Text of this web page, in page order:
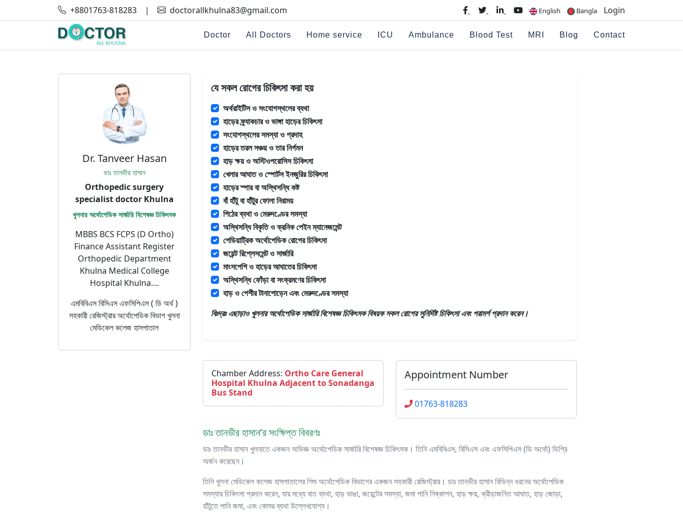
+8801763-818283 | doctorallkhulna83@gmail.com English Bangla Login
Doctor All Doctors Home service ICU Ambulance Blood Test MRI Blog Contact
Dr. Tanveer Hasan
ডাঃ তানভীর হাসান
Orthopedic surgery
specialist doctor Khulna
খুলনার অর্থোপেডিক সার্জারি বিশেষজ্ঞ চিকিৎসক
MBBS BCS FCPS (D Ortho)
Finance Assistant Register
Orthopedic Department
Khulna Medical College
Hospital Khulna....
এমবিবিএস বিসিএস এফসিপিএস ( ডি অর্থ )
সহকারী রেজিস্ট্রার অর্থোপেডিক বিভাগ খুলনা
মেডিকেল কলেজ হাসপাতাল
যে সকল রোগের চিকিৎসা করা হয়
অর্থরাইটিস ও সংযোগস্থলের ব্যথা
হাড়ের ফ্র্যাকচার ও ভাঙ্গা হাড়ের চিকিৎসা
সংযোগস্থলের সমস্যা ও প্রদাহ
হাড়ের তরল সঞ্চয় ও তার নির্গমন
হাড় ক্ষয় ও অস্টিওপরোসিস চিকিৎসা
খেলার আঘাত ও স্পোর্টস ইনজুরির চিকিৎসা
হাড়ের স্পার বা অস্থিসন্ধি কষ্ট
বাঁ হাঁটু বা হাঁটুর ফোলা নিরাময়
পিঠের ব্যথা ও মেরুদণ্ডের সমস্যা
অস্থিসন্ধি বিকৃতি ও ক্রনিক পেইন ম্যানেজমেন্ট
পেডিয়াট্রিক অর্থোপেডিক রোগের চিকিৎসা
জয়েন্ট রিপ্লেসমেন্ট ও সার্জারি
মাংসপেশি ও হাড়ের আঘাতের চিকিৎসা
অস্থিসন্ধি ফোঁড়া বা সংক্রমণের চিকিৎসা
হাড় ও পেশীর টানাপোড়েন এবং মেরুদণ্ডের সমস্যা
বিঃদ্রঃ এছাড়াওখুলনার অর্থোপেডিক সার্জারি বিশেষজ্ঞ চিকিৎসকবিষয়ক সকল রোগের সুনির্দিষ্ট চিকিৎসা এবং পরামর্শ প্রদান করেন।
Chamber Address: Ortho Care General
Hospital Khulna Adjacent to Sonadanga
Bus Stand
Appointment Number
01763-818283
ডাঃ তানভীর হাসান’র সংক্ষিপ্ত বিবরণঃ
ডাঃ তানভীর হাসান খুলনাতে একজন অভিজ্ঞ অর্থোপেডিক সার্জারি বিশেষজ্ঞ চিকিৎসক। তিনি এমবিবিএস, বিসিএস এবং এফসিপিএস (ডি অর্থো) ডিগ্রি
অর্জন করেছেন।
তিনি খুলনা মেডিকেল কলেজ হাসপাতালের শিশু অর্থোপেডিক বিভাগের একজন সহকারী রেজিস্ট্রার। ডাঃ তানভীর হাসান বিভিন্ন ধরনের অর্থোপেডিক
সমস্যার চিকিৎসা প্রদান করেন, যার মধ্যে বাত ব্যথা, হাড় ভাঙা, জয়েন্টের সমস্যা, জমা পানি নিষ্কাশন, হাড় ক্ষয়, ক্রীড়াজনিত আঘাত, হাড় জোড়া,
হাঁটুতে পানি জমা, এবং কোমর ব্যথা উল্লেখযোগ্য।